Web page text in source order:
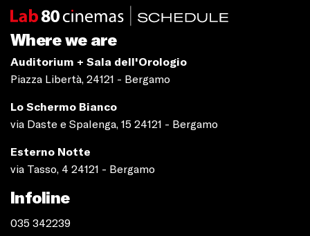
Where we are
Auditorium + Sala dell'Orologio
Piazza Libertà, 24121 - Bergamo
Lo Schermo Bianco
via Daste e Spalenga, 15 24121 - Bergamo
Esterno Notte
via Tasso, 4 24121 - Bergamo
Infoline
035 342239